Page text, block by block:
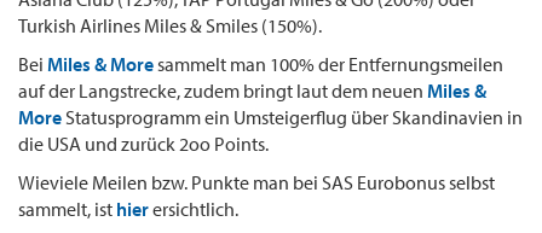
Turkish Airlines Miles & Smiles (150%).
Bei Miles & More sammelt man 100% der Entfernungsmeilen
auf der Langstrecke, zudem bringt laut dem neuen Miles &
More Statusprogramm ein Umsteigerflug über Skandinavien in
die USA und zurück 2oo Points.
Wieviele Meilen bzw. Punkte man bei SAS Eurobonus selbst
sammelt, ist hierersichtlich.